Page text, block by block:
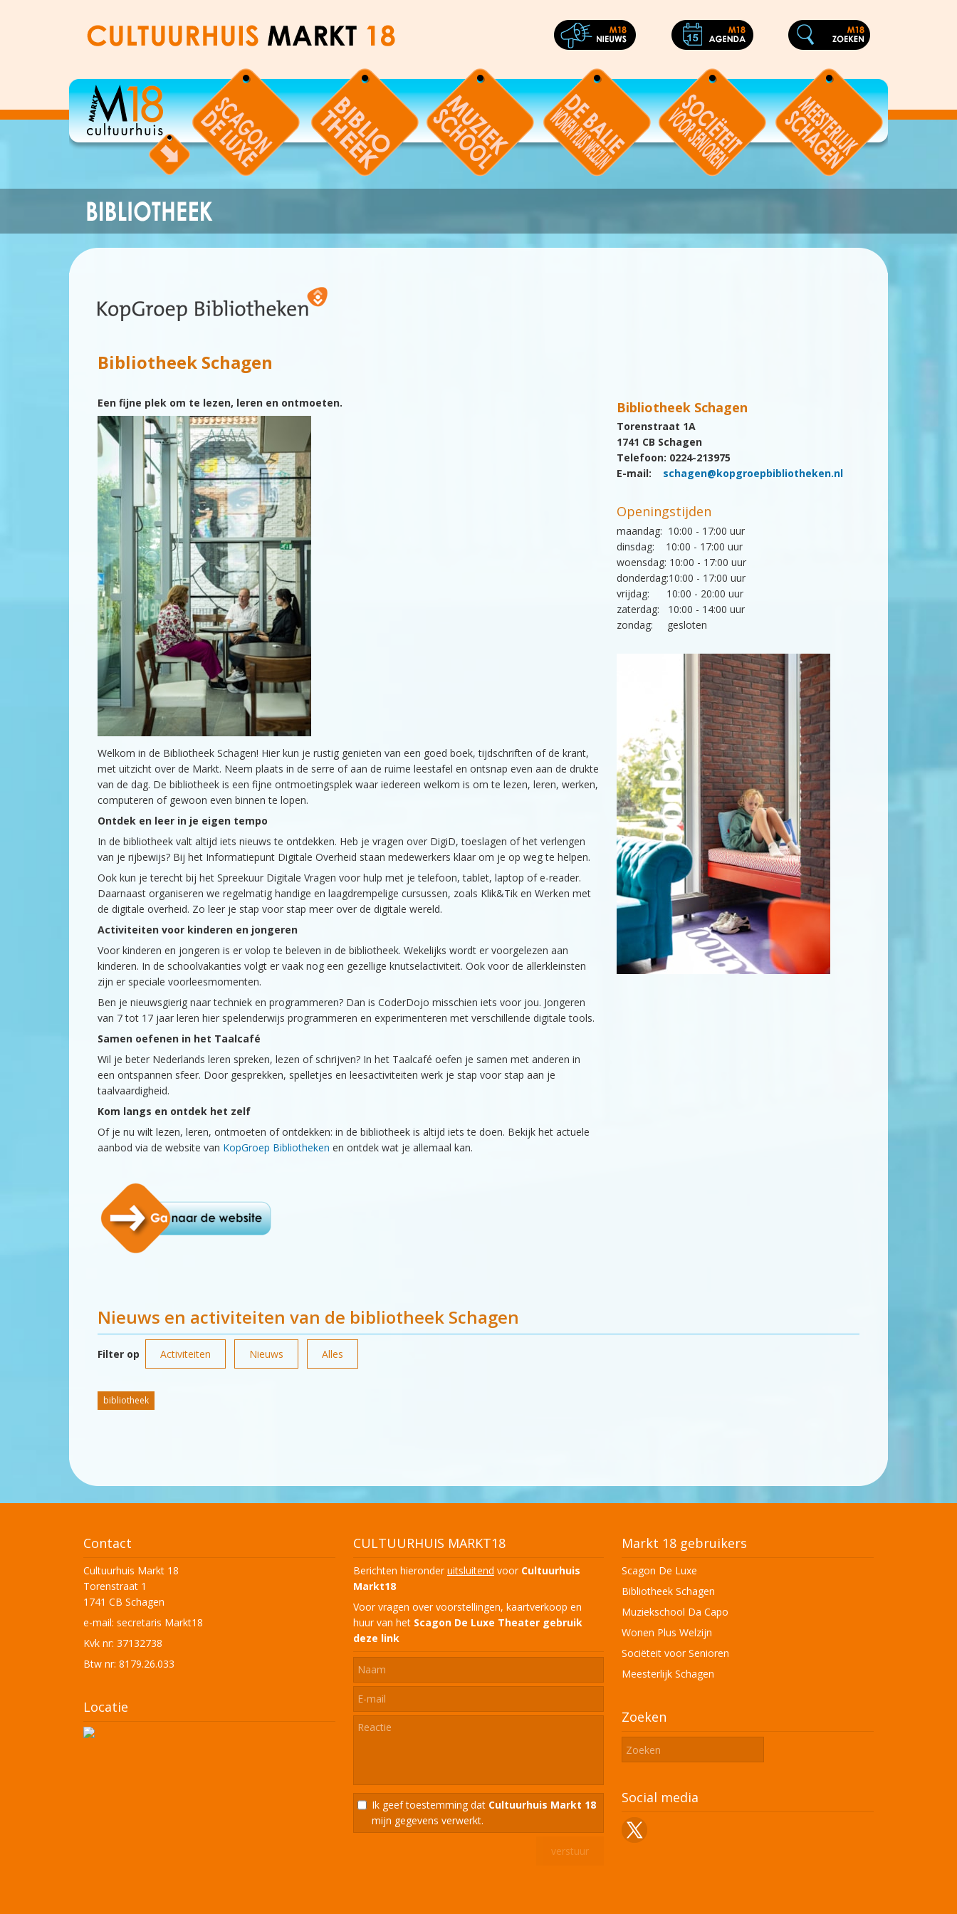
Bibliotheek Schagen
Een fijne plek om te lezen, leren en ontmoeten.
Welkom in de Bibliotheek Schagen! Hier kun je rustig genieten van een goed boek, tijdschriften of de krant,
met uitzicht over de Markt. Neem plaats in de serre of aan de ruime leestafel en ontsnap even aan de drukte
van de dag. De bibliotheek is een fijne ontmoetingsplek waar iedereen welkom is om te lezen, leren, werken,
computeren of gewoon even binnen te lopen.
Ontdek en leer in je eigen tempo
In de bibliotheek valt altijd iets nieuws te ontdekken. Heb je vragen over DigiD, toeslagen of het verlengen
van je rijbewijs? Bij het Informatiepunt Digitale Overheid staan medewerkers klaar om je op weg te helpen.
Ook kun je terecht bij het Spreekuur Digitale Vragen voor hulp met je telefoon, tablet, laptop of e-reader.
Daarnaast organiseren we regelmatig handige en laagdrempelige cursussen, zoals Klik&Tik en Werken met
de digitale overheid. Zo leer je stap voor stap meer over de digitale wereld.
Activiteiten voor kinderen en jongeren
Voor kinderen en jongeren is er volop te beleven in de bibliotheek. Wekelijks wordt er voorgelezen aan
kinderen. In de schoolvakanties volgt er vaak nog een gezellige knutselactiviteit. Ook voor de allerkleinsten
zijn er speciale voorleesmomenten.
Ben je nieuwsgierig naar techniek en programmeren? Dan is CoderDojo misschien iets voor jou. Jongeren
van 7 tot 17 jaar leren hier spelenderwijs programmeren en experimenteren met verschillende digitale tools.
Samen oefenen in het Taalcafé
Wil je beter Nederlands leren spreken, lezen of schrijven? In het Taalcafé oefen je samen met anderen in
een ontspannen sfeer. Door gesprekken, spelletjes en leesactiviteiten werk je stap voor stap aan je
taalvaardigheid.
Kom langs en ontdek het zelf
Of je nu wilt lezen, leren, ontmoeten of ontdekken: in de bibliotheek is altijd iets te doen. Bekijk het actuele
aanbod via de website van KopGroep Bibliotheken en ontdek wat je allemaal kan.
Bibliotheek Schagen
Torenstraat 1A
1741 CB Schagen
Telefoon: 0224-213975
E-mail: schagen@kopgroepbibliotheken.nl
Openingstijden
maandag: 10:00 - 17:00 uur
dinsdag: 10:00 - 17:00 uur
woensdag: 10:00 - 17:00 uur
donderdag:10:00 - 17:00 uur
vrijdag: 10:00 - 20:00 uur
zaterdag: 10:00 - 14:00 uur
zondag: gesloten
Nieuws en activiteiten van de bibliotheek Schagen
Filter op Activiteiten Nieuws Alles
bibliotheek
Contact
Cultuurhuis Markt 18
Torenstraat 1
1741 CB Schagen
e-mail: secretaris Markt18
Kvk nr: 37132738
Btw nr: 8179.26.033
Locatie
CULTUURHUIS MARKT18
Berichten hieronderuitsluitend voor Cultuurhuis
Markt18
Voor vragen over voorstellingen, kaartverkoop en
huur van het Scagon De Luxe Theater gebruik
deze link
Ik geef toestemming dat Cultuurhuis Markt 18
mijn gegevens verwerkt.
Markt 18 gebruikers
Scagon De Luxe
Bibliotheek Schagen
Muziekschool Da Capo
Wonen Plus Welzijn
Sociëteit voor Senioren
Meesterlijk Schagen
Zoeken
Social media